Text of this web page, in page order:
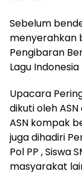
Sebelum
menyerahkan
Pengibaran
Lagu Indonesia
Upacara
dikuti oleh
ASN kompak
juga dihadiri
Pol PP , Siswa
masyarakat